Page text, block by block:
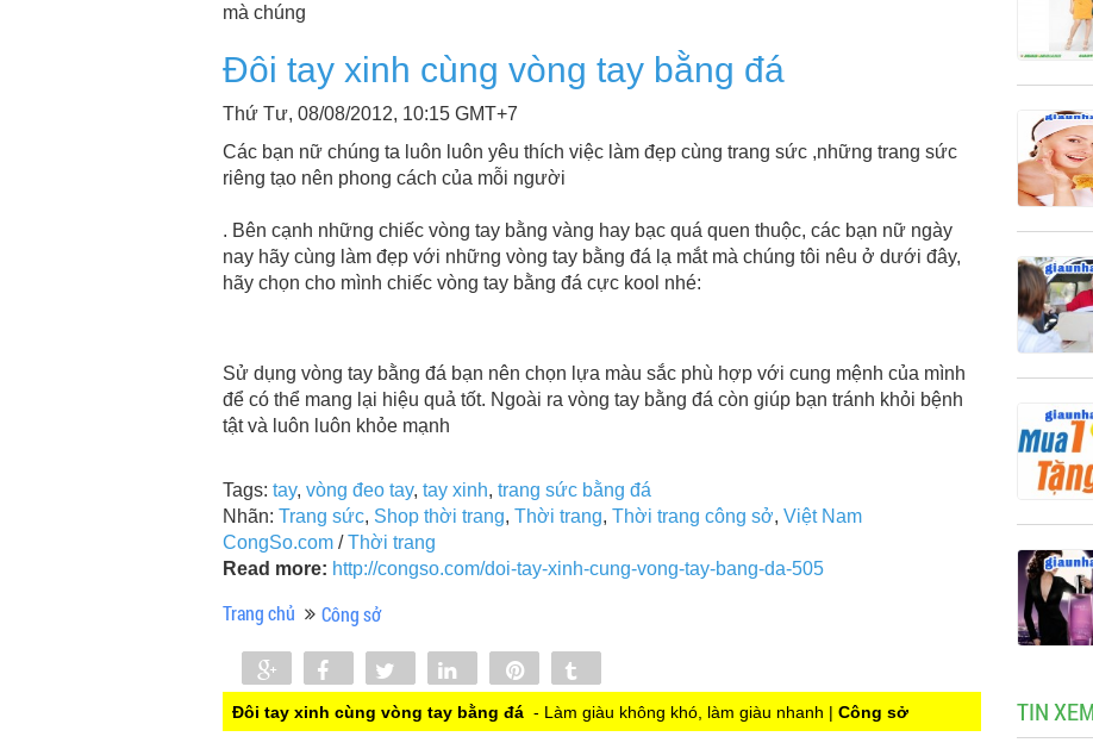
mà chúng
Đôi tay xinh cùng vòng tay bằng đá
Thứ Tư, 08/08/2012, 10:15 GMT+7
Các bạn nữ chúng ta luôn luôn yêu thích việc làm đẹp cùng trang sức ,những trang sức
riêng tạo nên phong cách của mỗi người
. Bên cạnh những chiếc vòng tay bằng vàng hay bạc quá quen thuộc, các bạn nữ ngày
nay hãy cùng làm đẹp với những vòng tay bằng đá lạ mắt mà chúng tôi nêu ở dưới đây,
hãy chọn cho mình chiếc vòng tay bằng đá cực kool nhé:
Sử dụng vòng tay bằng đá bạn nên chọn lựa màu sắc phù hợp với cung mệnh của mình
để có thể mang lại hiệu quả tốt. Ngoài ra vòng tay bằng đá còn giúp bạn tránh khỏi bệnh
tật và luôn luôn khỏe mạnh
Tags: tay, vòng đeo tay, tay xinh, trang sức bằng đá
Nhãn: Trang sức, Shop thời trang, Thời trang, Thời trang công sở, Việt Nam
CongSo.com /Thời trang
Read more: http://congso.com/doi-tay-xinh-cung-vong-tay-bang-da-505
Trang chủ Công sở
Share Share Tweet Share
0
Đôi tay xinh cùng vòng tay bằng đá - Làm giàu không khó, làm giàu nhanh | Công sở TIN